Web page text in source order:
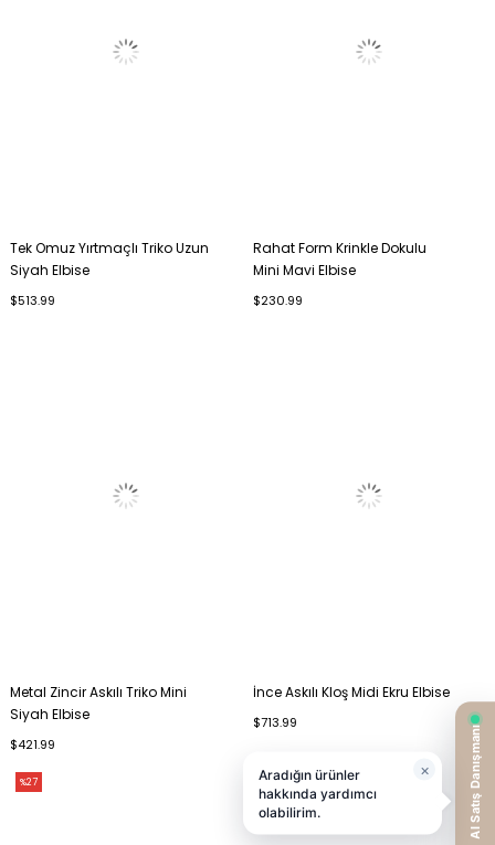
Tek Omuz Yırtmaçlı Triko Uzun
Siyah Elbise
$513.99
Rahat Form Krinkle Dokulu
Mini Mavi Elbise
$230.99
Metal Zincir Askılı Triko Mini
Siyah Elbise
$421.99
İnce Askılı Kloş Midi Ekru Elbise
$713.99
%27 %43